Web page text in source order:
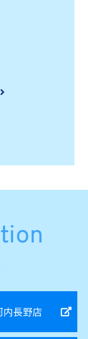
長野店